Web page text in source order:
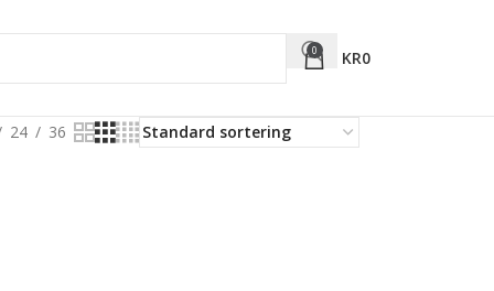
0 KR0
24 36